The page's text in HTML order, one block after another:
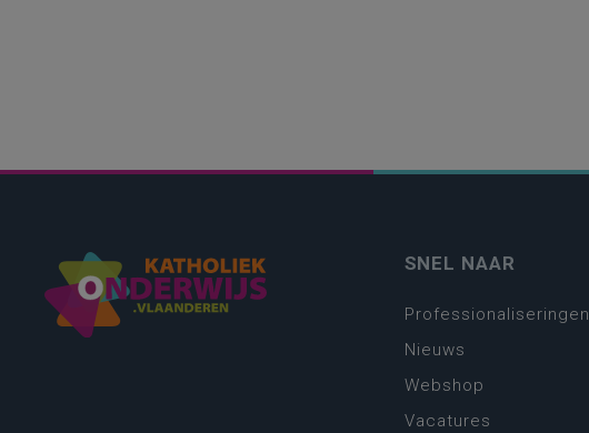
SNEL NAAR
Professionaliseringen
Nieuws
Webshop
Vacatures